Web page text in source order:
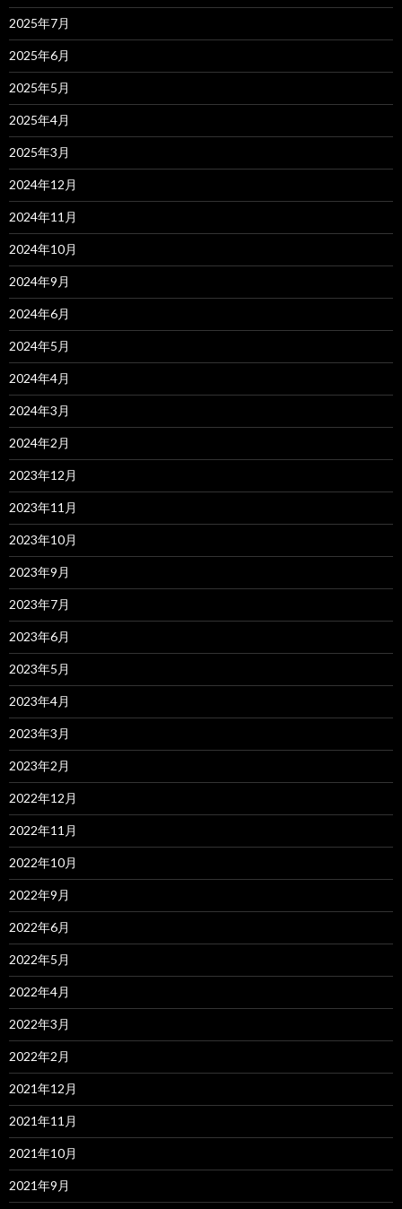
2025年7月
2025年6月
2025年5月
2025年4月
2025年3月
2024年12月
2024年11月
2024年10月
2024年9月
2024年6月
2024年5月
2024年4月
2024年3月
2024年2月
2023年12月
2023年11月
2023年10月
2023年9月
2023年7月
2023年6月
2023年5月
2023年4月
2023年3月
2023年2月
2022年12月
2022年11月
2022年10月
2022年9月
2022年6月
2022年5月
2022年4月
2022年3月
2022年2月
2021年12月
2021年11月
2021年10月
2021年9月